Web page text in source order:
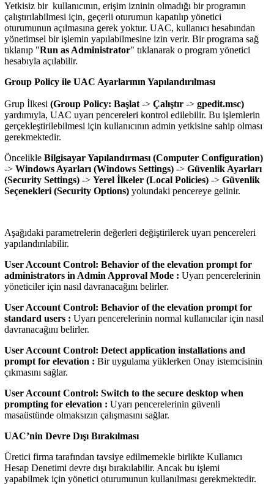
Yetkisiz bir kullanıcının, erişim izninin olmadığı bir programın
çalıştırılabilmesi için, geçerli oturumun kapatılıp yönetici
oturumunun açılmasına gerek yoktur. UAC, kullanıcı hesabından
yönetimsel bir işlemin yapılabilmesine izin verir. Bir programa sağ
tıklanıp "Run as Administrator" tıklanarak o program yönetici
hesabıyla açılabilir.
Group Policy ile UAC Ayarlarının Yapılandırılması
Grup İlkesi(Group Policy: Başlat ->Çalıştır->gpedit.msc)
yardımıyla, UAC uyarı pencereleri kontrol edilebilir. Bu işlemlerin
gerçekleştirilebilmesi için kullanıcının admin yetkisine sahip olması
gerekmektedir.
ÖncelikleBilgisayar Yapılandırması (Computer Configuration)
->Windows Ayarları (Windows Settings) -> Güvenlik Ayarları
(Security Settings) ->Yerel İlkeler (Local Policies) ->Güvenlik
Seçenekleri (Security Options) yolundaki pencereye gelinir.
Aşağıdaki parametrelerin değerleri değiştirilerek uyarı pencereleri
yapılandırılabilir.
User Account Control: Behavior of the elevation prompt for
administrators in Admin Approval Mode :Uyarı pencerelerinin
yöneticiler için nasıl davranacağını belirler.
User Account Control: Behavior of the elevation prompt for
standard users :Uyarı pencerelerinin normal kullanıcılar için nasıl
davranacağını belirler.
User Account Control: Detect application installations and
prompt for elevation :Bir uygulama yüklerken Onay istemcisinin
çıkmasını sağlar.
User Account Control: Switch to the secure desktop when
prompting for elevation :Uyarı pencerelerinin güvenli
masaüstünde olmaksızın çalışmasını sağlar.
UAC’nin Devre Dışı Bırakılması
Üretici firma tarafından tavsiye edilmemekle birlikte Kullanıcı
Hesap Denetimi devre dışı bırakılabilir. Ancak bu işlemi
yapabilmek için yönetici oturumunun kullanılması gerekmektedir.